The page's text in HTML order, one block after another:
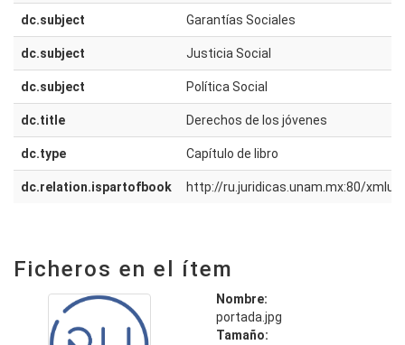
dc.subject Garantías Sociales
dc.subject Justicia Social
dc.subject Política Social
dc.title Derechos de los jóvenes
dc.type Capítulo de libro
dc.relation.ispartofbook http://ru.juridicas.unam.mx:80/
Ficheros en el ítem
Nombre:
portada.jpg
Tamaño: